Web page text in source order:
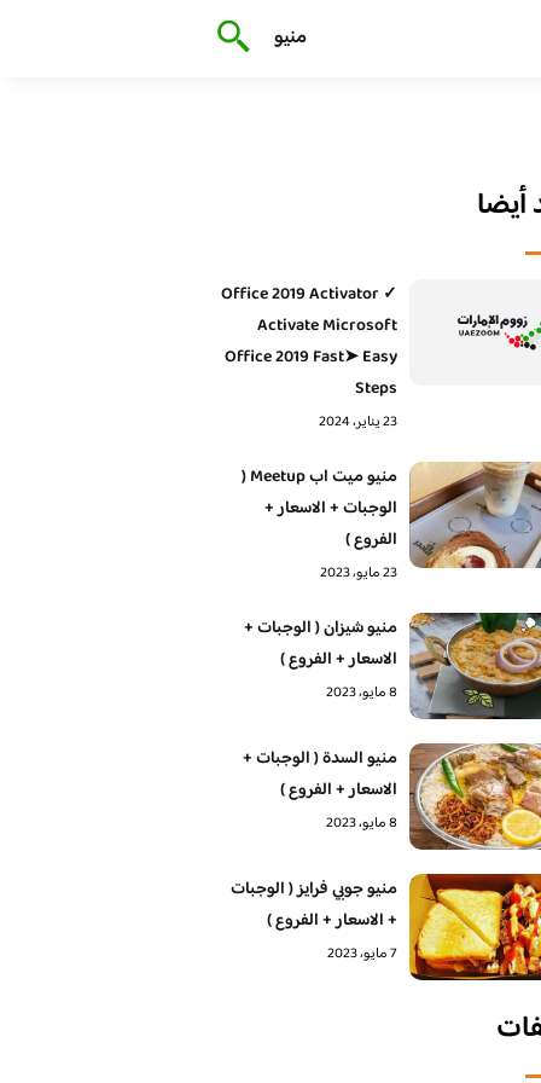
منيو
Office 2019 Activator ✓
Activate Microsoft
Office 2019 Fast➤ Easy
Steps
23 يناير، 2024
منيو ميت اب Meetup (
الوجبات + الاسعار +
الفروع )
23 مايو، 2023
منيو شيزان ( الوجبات +
الاسعار + الفروع )
8 مايو، 2023
منيو السدة ( الوجبات +
الاسعار + الفروع )
8 مايو، 2023
منيو جوبي فرايز ( الوجبات
+ الاسعار + الفروع )
7 مايو، 2023